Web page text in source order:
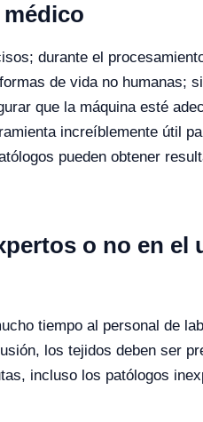
durante el
de vida no humanas;
que la máquina esté
increíblemente útil
pueden obtener
o no en el
tiempo al personal de
los tejidos deben ser
incluso los patólogos